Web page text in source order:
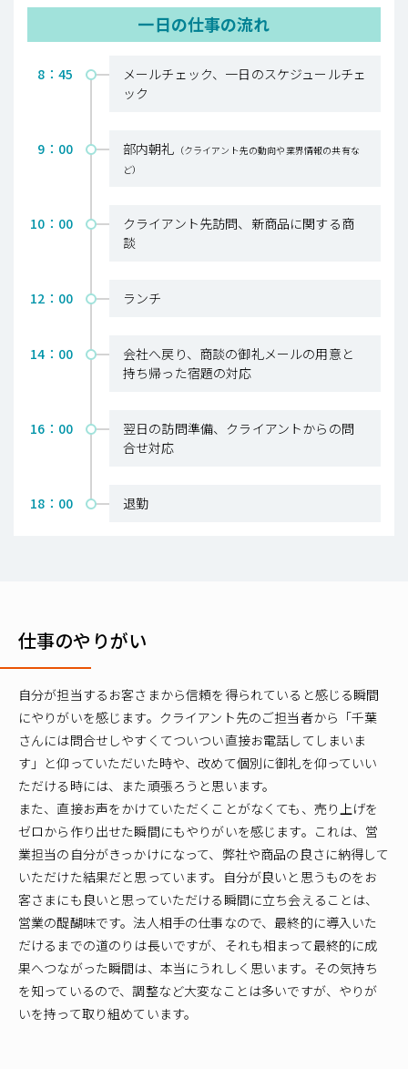
一日の仕事の流れ
8：45
メールチェック、一日のスケジュールチェ
ック
9：00 部内朝礼 （クライアント先の動向や業界情報の共有な
ど）
10：00
クライアント先訪問、新商品に関する商
談
12：00 ランチ
14：00
会社へ戻り、商談の御礼メールの用意と
持ち帰った宿題の対応
16：00
翌日の訪問準備、クライアントからの問
合せ対応
18：00 退勤
仕事のやりがい
自分が担当するお客さまから信頼を得られていると感じる瞬間
にやりがいを感じます。クライアント先のご担当者から「千葉
さんには問合せしやすくてついつい直接お電話してしまいま
す」と仰っていただいた時や、改めて個別に御礼を仰っていい
ただける時には、また頑張ろうと思います。
また、直接お声をかけていただくことがなくても、売り上げを
ゼロから作り出せた瞬間にもやりがいを感じます。これは、営
業担当の自分がきっかけになって、弊社や商品の良さに納得して
いただけた結果だと思っています。自分が良いと思うものをお
客さまにも良いと思っていただける瞬間に立ち会えることは、
営業の醍醐味です。法人相手の仕事なので、最終的に導入いた
だけるまでの道のりは長いですが、それも相まって最終的に成
果へつながった瞬間は、本当にうれしく思います。その気持ち
を知っているので、調整など大変なことは多いですが、やりが
いを持って取り組めています。